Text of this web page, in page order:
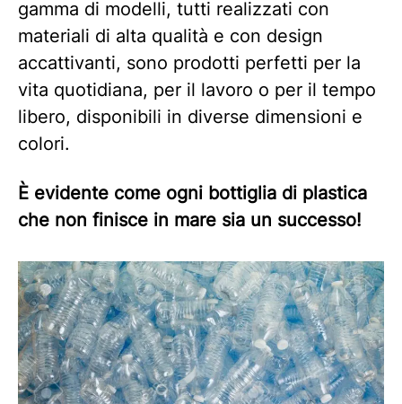
gamma di modelli, tutti realizzati con
materiali di alta qualità e con design
accattivanti, sono prodotti perfetti per la
vita quotidiana, per il lavoro o per il tempo
libero, disponibili in diverse dimensioni e
colori.
È evidente come ogni bottiglia di plastica
che non finisce in mare sia un successo!